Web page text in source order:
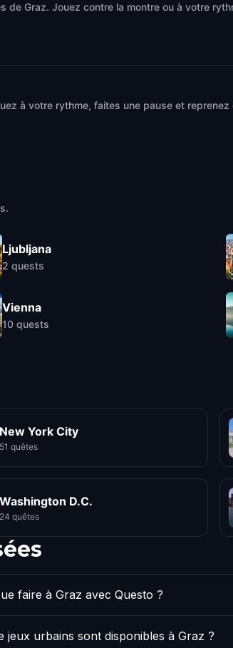
de Graz. Jouez contre la montre ou à votre
à votre rythme, faites une pause et
Ljubljana
2 quests
Vienna
10 quests
York City
quêtes
D.C.
quêtes
faire à Graz avec Questo ?
jeux urbains sont disponibles à Graz ?